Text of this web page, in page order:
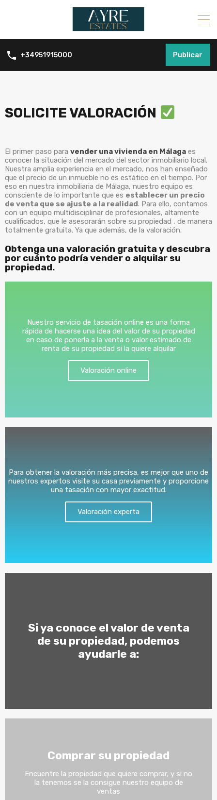
+34951915000 Publicar
SOLICITE VALORACIÓN
El primer paso para vender una vivienda en Málaga es
conocer la situación del mercado del sector inmobiliario local.
Nuestra amplia experiencia en el mercado, nos han enseñado
que el precio de un inmueble no es estático en el tiempo. Por
eso en nuestra inmobiliaria de Málaga, nuestro equipo es
consciente de lo importante que es establecer un precio
de venta que se ajuste a la realidad. Para ello, contamos
con un equipo multidisciplinar de profesionales, altamente
cualificados, que le asesorarán sobre su propiedad , de manera
totalmente gratuita. Ya que además, de la valoración.
Obtenga una valoración gratuita y descubra
por cuánto podría vender o alquilar su
propiedad.
Nuestro servicio de tasación online es una forma
rápida de hacerse una idea del valor de su propiedad
en caso de ponerla a la venta o valor estimado de
renta de su propiedad si la quiere alquilar
Valoración online
Para obtener la valoración más precisa, es mejor que uno de
nuestros expertos visite su casa previamente y proporcione
una tasación con mayor exactitud.
Valoración experta
Si ya conoce el valor de venta
de su propiedad, podemos
ayudarle a:
Comprar su propiedad
Encuentre la propiedad que quiere comprar, y si no
la tenemos se la consigue nuestro equipo de
ventas